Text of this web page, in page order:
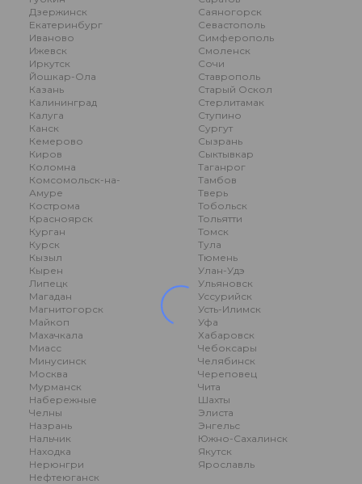
Дзержинск
Екатеринбург
Иваново
Ижевск
Иркутск
Йошкар-Ола
Казань
Калининград
Калуга
Канск
Кемерово
Киров
Коломна
Комсомольск-на-
Амуре
Кострома
Красноярск
Курган
Курск
Кызыл
Кырен
Липецк
Магадан
Магнитогорск
Майкоп
Махачкала
Миасс
Минусинск
Москва
Мурманск
Набережные
Челны
Назрань
Нальчик
Находка
Нерюнгри
Нефтеюганск
Саяногорск
Севастополь
Симферополь
Смоленск
Сочи
Ставрополь
Старый Оскол
Стерлитамак
Ступино
Сургут
Сызрань
Сыктывкар
Таганрог
Тамбов
Тверь
Тобольск
Тольятти
Томск
Тула
Тюмень
Улан-Удэ
Ульяновск
Уссурийск
Усть-Илимск
Уфа
Хабаровск
Чебоксары
Челябинск
Череповец
Чита
Шахты
Элиста
Энгельс
Южно-Сахалинск
Якутск
Ярославль